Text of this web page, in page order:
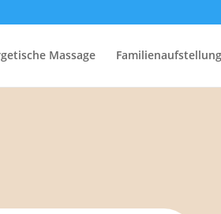
Massage Familienaufstellung